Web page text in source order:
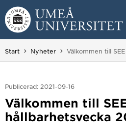
Hoppa direkt till innehållet
Huvudmenyn dold.
Start Nyheter Du är här:
Välkommen till
Publicerad: 2021-09-16
Välkommen till
hållbarhetsvecka